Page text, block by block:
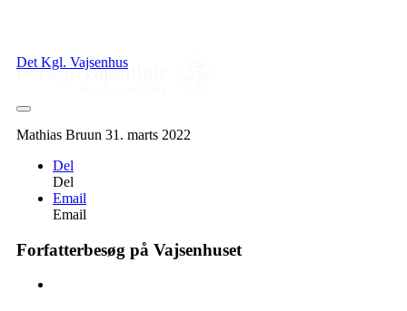
Det Kgl. Vajsenhus
Mathias Bruun 31. marts 2022
Del
Del
Email
Email
Forfatterbesøg på Vajsenhuset